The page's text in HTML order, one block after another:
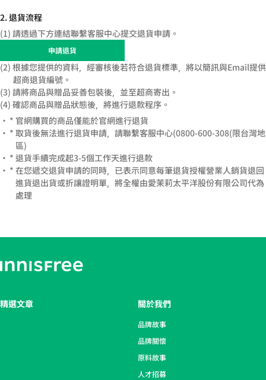
2. 退貨流程​
(1) 請透過下方連結聯繫客服中心提交退貨申請。​
申請退貨​
(2) 根據您提供的資料，經審核後若符合退貨標準，將以簡訊與Email提供
超商退貨編號。​
(3) 請將商品與贈品妥善包裝後，並至超商寄出。​
(4) 確認商品與贈品狀態後，將進行退款程序。​
* 官網購買的商品僅能於官網進行退貨​
* 取貨後無法進行退貨申請，請聯繫客服中心(0800-600-308(限台灣地
區)​
* 退貨手續完成起3-5個工作天進行退款​
* 在您遞交退貨申請的同時，已表示同意每筆退貨授權營業人銷貨退回
進貨退出貨或折讓證明單，將全權由愛茉莉太平洋股份有限公司代為
處理​
精選文章 關於我們
品牌故事
品牌關懷
原料故事
人才招募